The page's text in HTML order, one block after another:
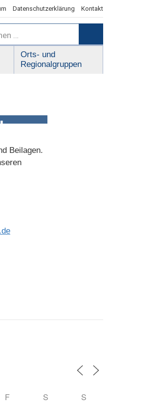
Datenschutzerklärung Kontakt
Orts- und
Regionalgruppen
Beilagen.
F S S